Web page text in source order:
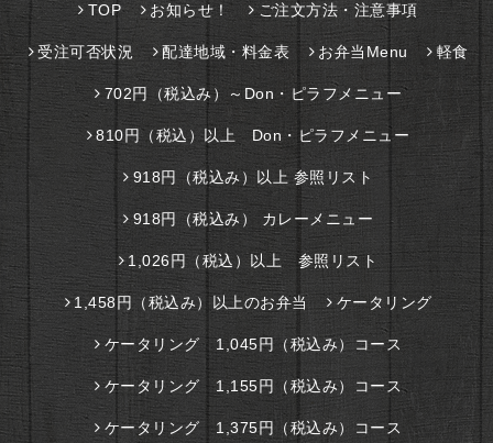
TOP お知らせ！ ご注文方法・注意事項
受注可否状況 配達地域・料金表 お弁当Menu 軽食
702円（税込み）～Don・ピラフメニュー
810円（税込）以上 Don・ピラフメニュー
918円（税込み）以上 参照リスト
918円（税込み） カレーメニュー
1,026円（税込）以上 参照リスト
1,458円（税込み）以上のお弁当 ケータリング
ケータリング 1,045円（税込み）コース
ケータリング 1,155円（税込み）コース
ケータリング 1,375円（税込み）コース